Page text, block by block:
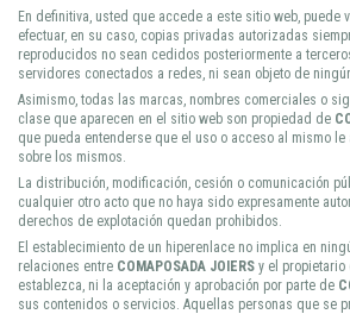
En definitiva, usted que accede a este sitio web, puede
efectuar, en su caso, copias privadas autorizadas
reproducidos no sean cedidos posteriormente a
servidores conectados a redes, ni sean objeto de
Asimismo, todas las marcas, nombres comerciales o
clase que aparecen en el sitio web son propiedad de
que pueda entenderse que el uso o acceso al mismo
sobre los mismos.
La distribución, modificación, cesión o comunicación
cualquier otro acto que no haya sido expresamente
derechos de explotación quedan prohibidos.
El establecimiento de un hiperenlace no implica en
relaciones entre COMAPOSADA JOIERS y el
establezca, ni la aceptación y aprobación por parte de
sus contenidos o servicios. Aquellas personas que se